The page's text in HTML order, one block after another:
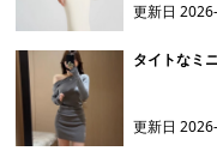
更新日
タイトなミ
更新日